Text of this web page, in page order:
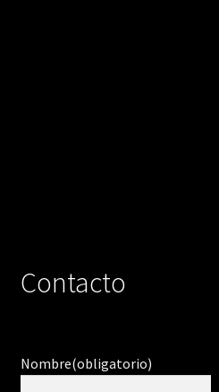
Contacto
Nombre(obligatorio)